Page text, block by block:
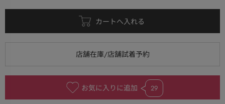
お気に入りに追加 29